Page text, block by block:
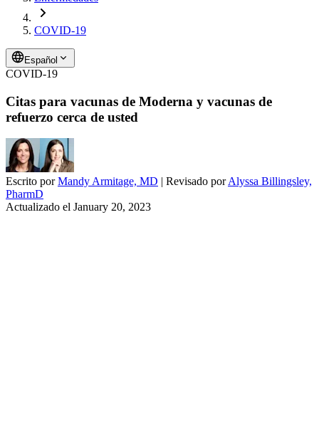
COVID-19
Español
COVID-19
Citas para vacunas de Moderna y vacunas de
refuerzo cerca de usted
Escrito porMandy Armitage, MD | Revisado porAlyssa Billingsley,
PharmD
Actualizado el January 20, 2023